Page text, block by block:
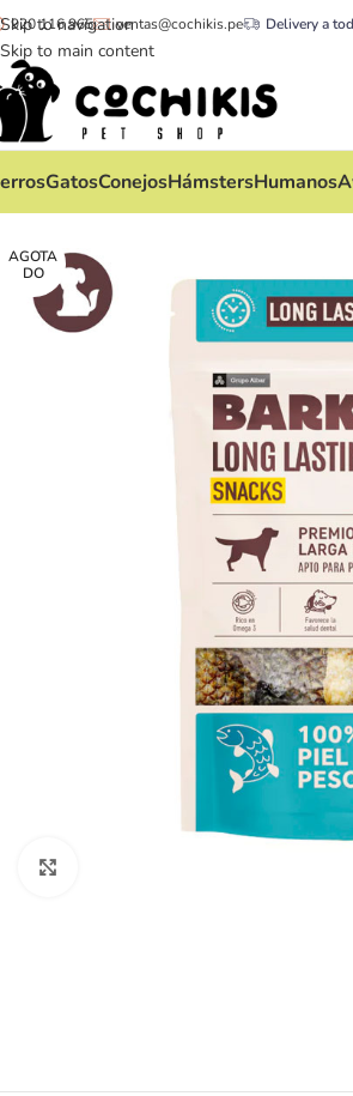
Skip to navigation
Skip to main content
920 116 965 ventas@cochikis.pe Delivery a
GatosConejosHámstersHumanos
AGOTA
DO